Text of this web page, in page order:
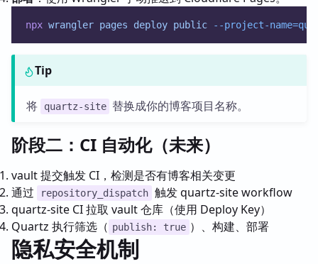
npx wrangler pages deploy public --project-
Tip
将 quartz-site 替换成你的博客项目名称。
阶段二：CI 自动化（未来）
vault 提交触发 CI，检测是否有博客相关变更
通过
repository_dispatch 触发 quartz-site workflow
quartz-site CI 拉取 vault 仓库（使用 Deploy Key）
Quartz 执行筛选（ publish: true ）、构建、部署
隐私安全机制